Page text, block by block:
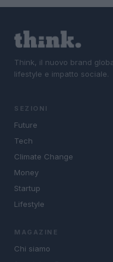
Think, il nuovo brand
lifestyle e impatto sociale.
SEZIONI
Future
Tech
Climate Change
Money
Startup
Lifestyle
MAGAZINE
Chi siamo